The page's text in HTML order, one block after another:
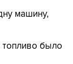
машину,
было